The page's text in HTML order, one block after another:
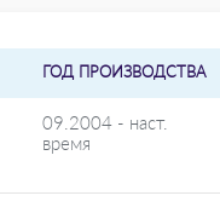
ГОД ПРОИЗВОДСТВА
09.2004 - наст.
время